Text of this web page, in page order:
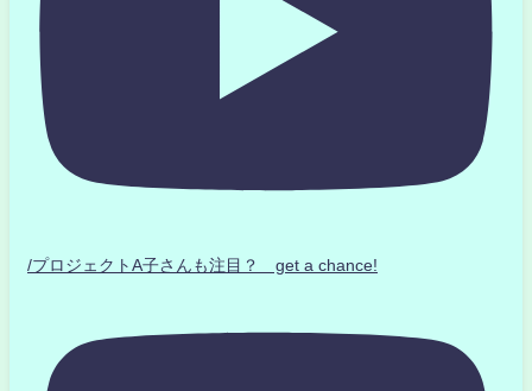
/プロジェクトA子さんも注目？ get a chance!